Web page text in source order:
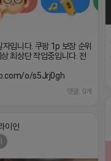
입니다. 쿠팡 1p 보장 순위
최상단 작업중입니다. 전
o/s5Jrj0gh
댓글: 0개
이언